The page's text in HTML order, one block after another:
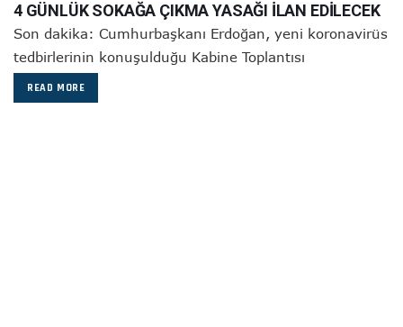
4 GÜNLÜK SOKAĞA ÇIKMA YASAĞI İLAN EDİLECEK
Son dakika: Cumhurbaşkanı Erdoğan, yeni koronavirüs
tedbirlerinin konuşulduğu Kabine Toplantısı
READ MORE